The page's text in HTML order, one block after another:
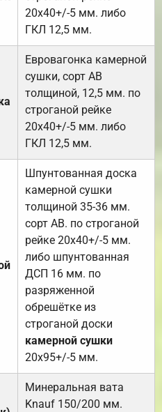
20х40+/-5 мм. либо
ГКЛ 12,5 мм.
Евровагонка камерной
сушки, сорт АВ
толщиной, 12,5 мм. по
строганой рейке
20х40+/-5 мм. либо
ГКЛ 12,5 мм.
Шпунтованная доска
камерной сушки
толщиной 35-36 мм.
сорт АВ. по строганой
рейке 20х40+/-5 мм.
либо шпунтованная
ДСП 16 мм. по
разряженной
обрешётке из
строганой доски
камерной сушки
20х95+/-5 мм.
Минеральная вата
Knauf 150/200 мм.